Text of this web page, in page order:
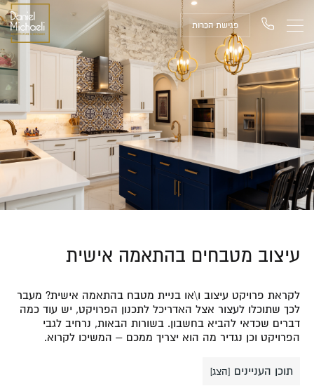
פגישת הכרות
עיצוב מטבחים בהתאמה אישית
לקראת פרויקט עיצוב ו\או בניית מטבח בהתאמה אישית? מעבר
לכך שתוכלו לעצור אצל האדריכל לתכנון הפרויקט, יש עוד כמה
דברים שכדאי להביא בחשבון. בשורות הבאות, נרחיב לגבי
הפרויקט וכן נגדיר מה הוא יצריך ממכם – המשיכו לקרוא.
תוכן העניינים [הצג]